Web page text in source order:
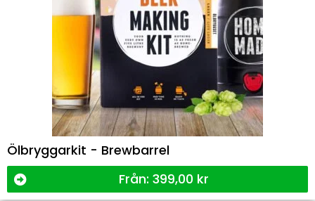
Ölbryggarkit - Brewbarrel
Från: 399,00 kr